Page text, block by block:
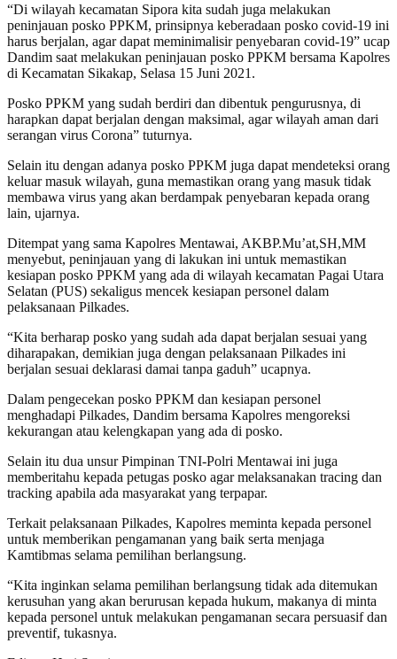
“Di wilayah kecamatan Sipora kita sudah juga melakukan
peninjauan posko PPKM, prinsipnya keberadaan posko covid-19 ini
harus berjalan, agar dapat meminimalisir penyebaran covid-19” ucap
Dandim saat melakukan peninjauan posko PPKM bersama Kapolres
di Kecamatan Sikakap, Selasa 15 Juni 2021.
Posko PPKM yang sudah berdiri dan dibentuk pengurusnya, di
harapkan dapat berjalan dengan maksimal, agar wilayah aman dari
serangan virus Corona” tuturnya.
Selain itu dengan adanya posko PPKM juga dapat mendeteksi orang
keluar masuk wilayah, guna memastikan orang yang masuk tidak
membawa virus yang akan berdampak penyebaran kepada orang
lain, ujarnya.
Ditempat yang sama Kapolres Mentawai, AKBP.Mu’at,SH,MM
menyebut, peninjauan yang di lakukan ini untuk memastikan
kesiapan posko PPKM yang ada di wilayah kecamatan Pagai Utara
Selatan (PUS) sekaligus mencek kesiapan personel dalam
pelaksanaan Pilkades.
“Kita berharap posko yang sudah ada dapat berjalan sesuai yang
diharapakan, demikian juga dengan pelaksanaan Pilkades ini
berjalan sesuai deklarasi damai tanpa gaduh” ucapnya.
Dalam pengecekan posko PPKM dan kesiapan personel
menghadapi Pilkades, Dandim bersama Kapolres mengoreksi
kekurangan atau kelengkapan yang ada di posko.
Selain itu dua unsur Pimpinan TNI-Polri Mentawai ini juga
memberitahu kepada petugas posko agar melaksanakan tracing dan
tracking apabila ada masyarakat yang terpapar.
Terkait pelaksanaan Pilkades, Kapolres meminta kepada personel
untuk memberikan pengamanan yang baik serta menjaga
Kamtibmas selama pemilihan berlangsung.
“Kita inginkan selama pemilihan berlangsung tidak ada ditemukan
kerusuhan yang akan berurusan kepada hukum, makanya di minta
kepada personel untuk melakukan pengamanan secara persuasif dan
preventif, tukasnya.